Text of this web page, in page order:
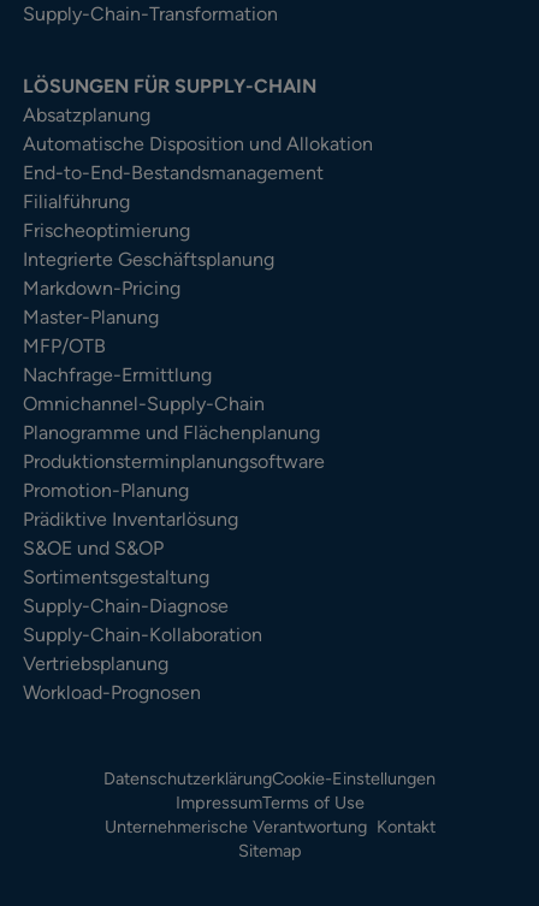
Supply-Chain-Transformation
LÖSUNGEN FÜR SUPPLY-CHAIN
Absatzplanung
Automatische Disposition und Allokation
End-to-End-Bestandsmanagement
Filialführung
Frischeoptimierung
Integrierte Geschäftsplanung
Markdown-Pricing
Master-Planung
MFP/OTB
Nachfrage-Ermittlung
Omnichannel-Supply-Chain
Planogramme und Flächenplanung
Produktionsterminplanungsoftware
Promotion-Planung
Prädiktive Inventarlösung
S&OE und S&OP
Sortimentsgestaltung
Supply-Chain-Diagnose
Supply-Chain-Kollaboration
Vertriebsplanung
Workload-Prognosen
DatenschutzerklärungCookie-Einstellungen
ImpressumTerms of Use
Unternehmerische Verantwortung Kontakt
Sitemap